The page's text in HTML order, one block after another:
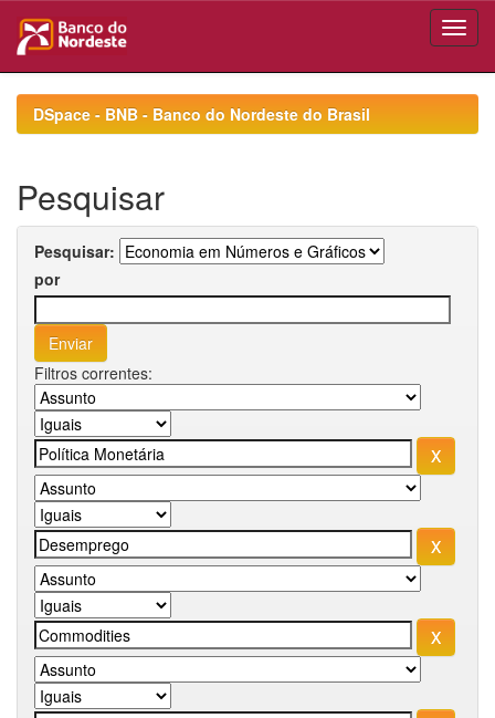
navigationDSpace - BNB - Banco do Nordeste do Brasil
Pesquisar
Pesquisar:
por
Filtros correntes: